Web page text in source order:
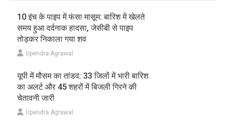
10 इंच के पाइप में फंसा मासूम: बारिश में खेलते
समय हुआ दर्दनाक हादसा, जेसीबी से पाइप
तोड़कर निकाला गया शव
Upendra Agrawal
यूपी में मौसम का तांडव: 33 जिलों में भारी बारिश
का अलर्ट और 45 शहरों में बिजली गिरने की
चेतावनी जारी
Upendra Agrawal